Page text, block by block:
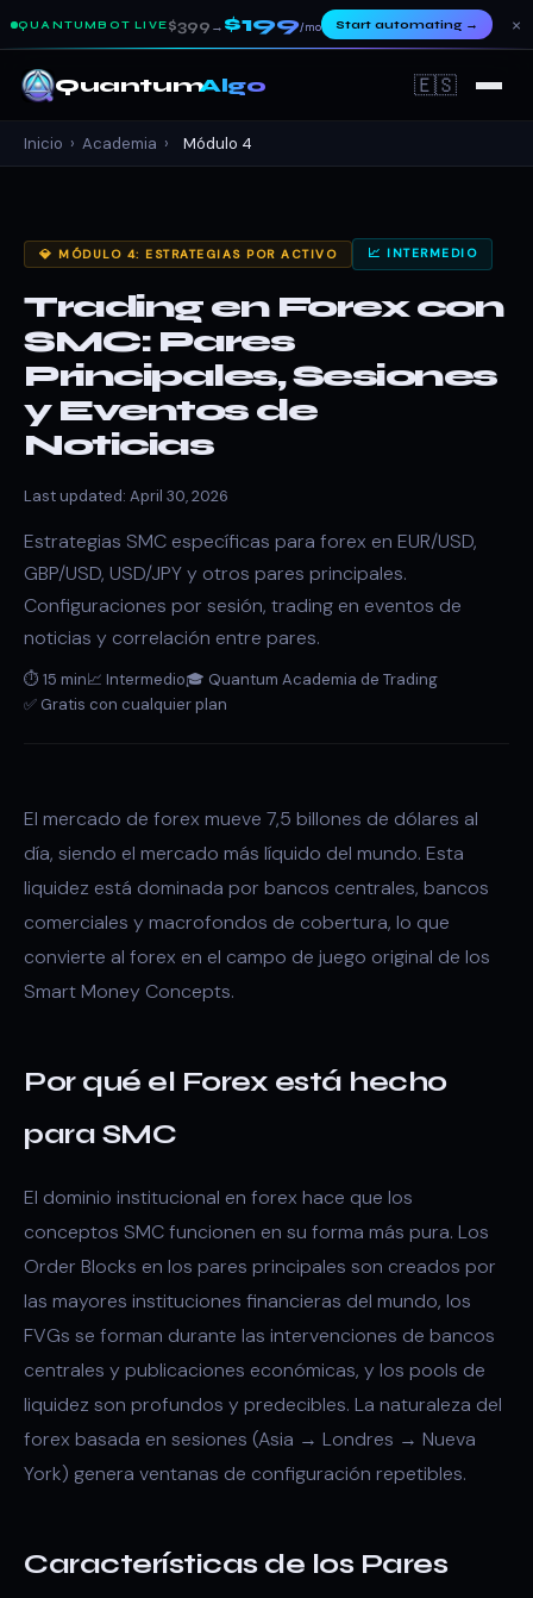
QUANTUMBOT LIVE $399 → $199/mo Start automating→ ×
QuantumAlgo 🇪🇸
Inicio › Academia › Módulo 4
💎 MÓDULO 4: ESTRATEGIAS POR ACTIVO 📈 INTERMEDIO
Trading en Forex con
SMC: Pares
Principales, Sesiones
y Eventos de
Noticias
Last updated: April 30, 2026
Estrategias SMC específicas para forex en EUR/USD,
GBP/USD, USD/JPY y otros pares principales.
Configuraciones por sesión, trading en eventos de
noticias y correlación entre pares.
⏱ 15 min📈 Intermedio🎓 Quantum Academia de Trading
✅ Gratis con cualquier plan
El mercado de forex mueve 7,5 billones de dólares al
día, siendo el mercado más líquido del mundo. Esta
liquidez está dominada por bancos centrales, bancos
comerciales y macrofondos de cobertura, lo que
convierte al forex en el campo de juego original de los
Smart Money Concepts.
Por qué el Forex está hecho
para SMC
El dominio institucional en forex hace que los
conceptos SMC funcionen en su forma más pura. Los
Order Blocks en los pares principales son creados por
las mayores instituciones financieras del mundo, los
FVGs se forman durante las intervenciones de bancos
centrales y publicaciones económicas, y los pools de
liquidez son profundos y predecibles. La naturaleza del
forex basada en sesiones (Asia → Londres → Nueva
York) genera ventanas de configuración repetibles.
Características de los Pares